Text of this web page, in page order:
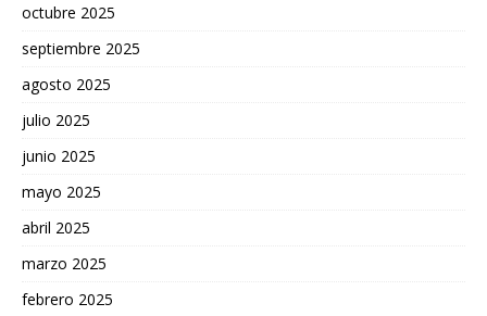
octubre 2025
septiembre 2025
agosto 2025
julio 2025
junio 2025
mayo 2025
abril 2025
marzo 2025
febrero 2025